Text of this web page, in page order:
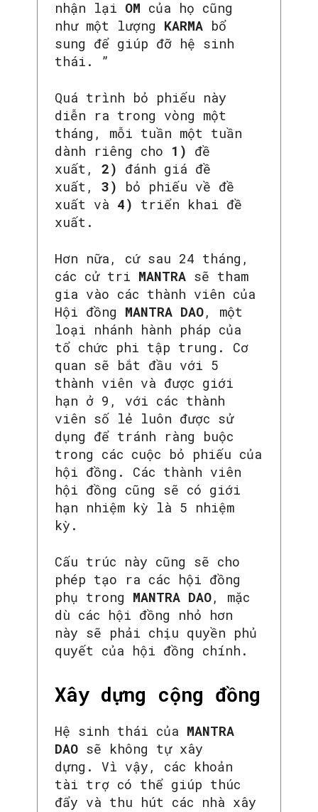
nhận lại OM của họ cũng
như một lượng KARMA bổ
sung để giúp đỡ hệ sinh
thái. ”
Quá trình bỏ phiếu này
diễn ra trong vòng một
tháng, mỗi tuần một tuần
dành riêng cho 1) đề
xuất, 2) đánh giá đề
xuất, 3) bỏ phiếu về đề
xuất và 4) triển khai đề
xuất.
Hơn nữa, cứ sau 24 tháng,
các cử tri MANTRA sẽ tham
gia vào các thành viên của
Hội đồng MANTRA DAO, một
loại nhánh hành pháp của
tổ chức phi tập trung. Cơ
quan sẽ bắt đầu với 5
thành viên và được giới
hạn ở 9, với các thành
viên số lẻ luôn được sử
dụng để tránh ràng buộc
trong các cuộc bỏ phiếu của
hội đồng. Các thành viên
hội đồng cũng sẽ có giới
hạn nhiệm kỳ là 5 nhiệm
kỳ.
Cấu trúc này cũng sẽ cho
phép tạo ra các hội đồng
phụ trong MANTRA DAO, mặc
dù các hội đồng nhỏ hơn
này sẽ phải chịu quyền phủ
quyết của hội đồng chính.
Xây dựng cộng đồng
Hệ sinh thái của MANTRA
DAO sẽ không tự xây
dựng. Vì vậy, các khoản
tài trợ có thể giúp thúc
đẩy và thu hút các nhà xây